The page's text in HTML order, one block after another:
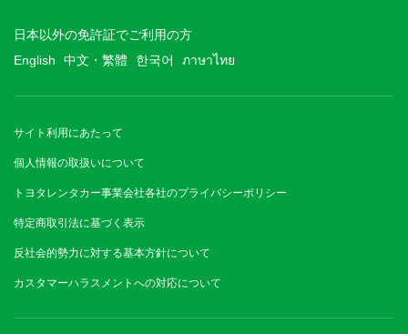
日本以外の免許証でご利用の方
English
中文・繁體 한국어 ภาษาไทย
サイト利用にあたって
個人情報の取扱いについて
トヨタレンタカー事業会社各社のプライバシーポリシー
特定商取引法に基づく表示
反社会的勢力に対する基本方針について
カスタマーハラスメントへの対応について